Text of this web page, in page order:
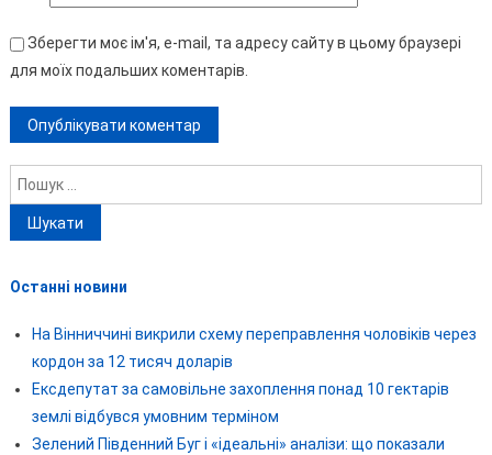
Зберегти моє ім'я, e-mail, та адресу сайту в цьому браузері
для моїх подальших коментарів.
Пошук:
Останні новини
На Вінниччині викрили схему переправлення чоловіків через
кордон за 12 тисяч доларів
Ексдепутат за самовільне захоплення понад 10 гектарів
землі відбувся умовним терміном
Зелений Південний Буг і «ідеальні» аналізи: що показали